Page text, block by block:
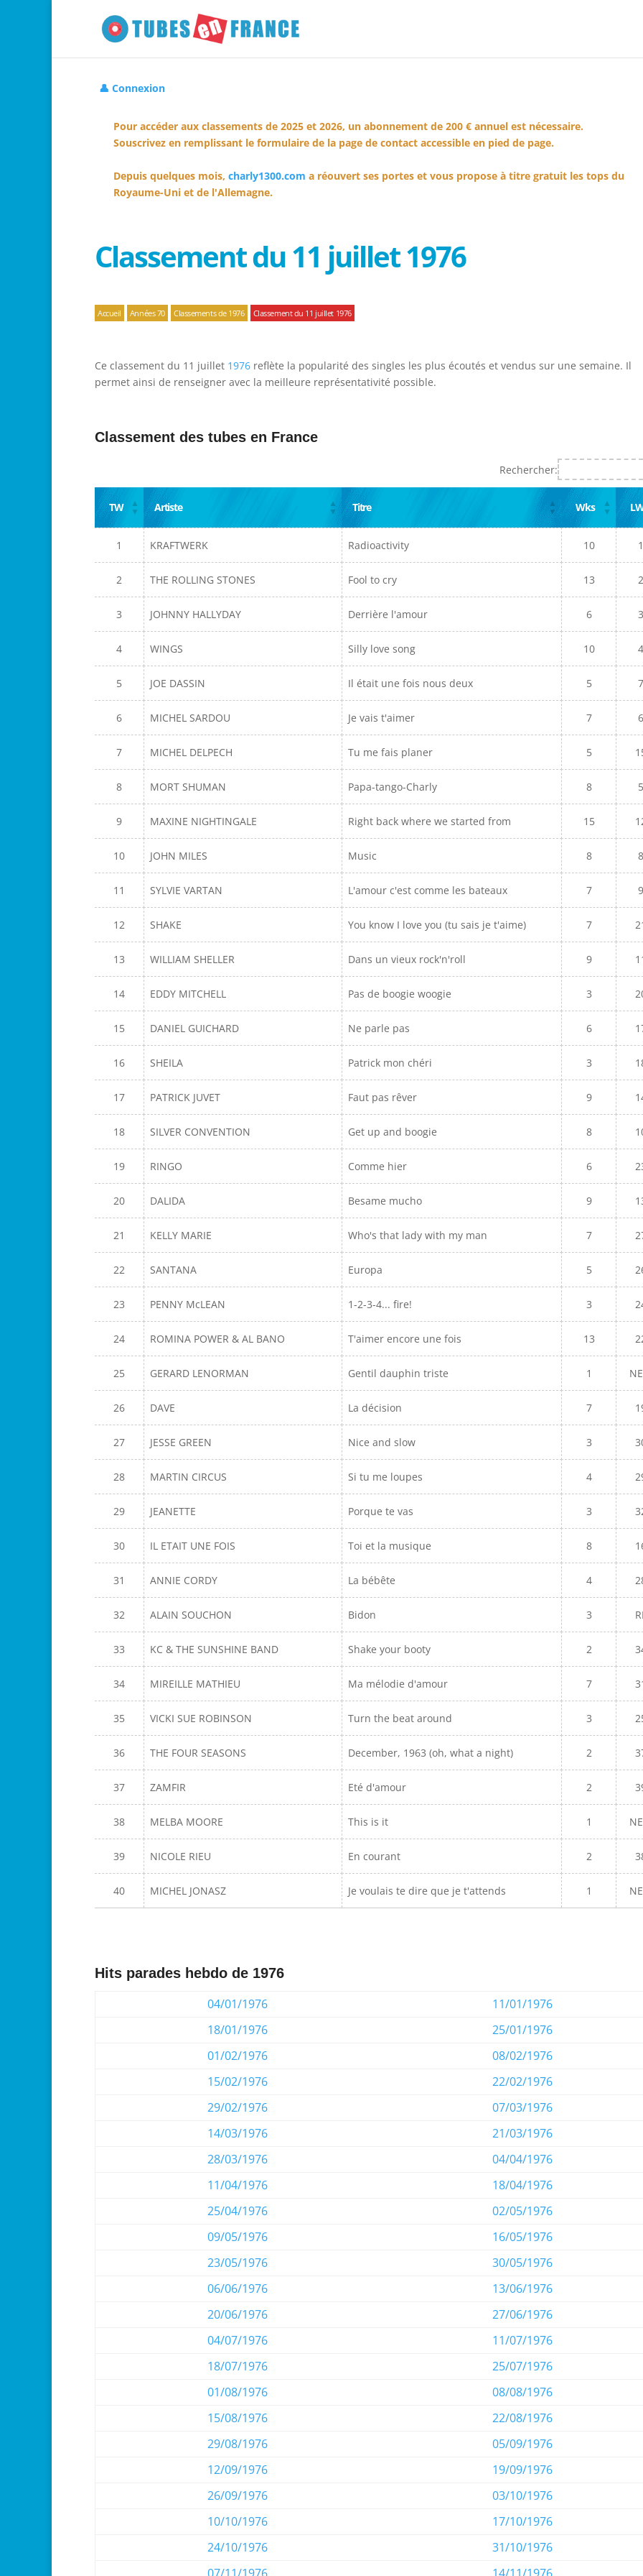
👤 Connexion
Pour accéder aux classements de 2025 et 2026, un abonnement de 200 € annuel est nécessaire.
Souscrivez en remplissant le formulaire de la page de contact accessible en pied de page.
Depuis quelques mois, charly1300.com a réouvert ses portes et vous propose à titre gratuit les tops du
Royaume-Uni et de l'Allemagne.
Classement du 11 juillet 1976
Accueil Années 70 Classements de 1976 Classement du 11 juillet 1976
Ce classement du 11 juillet 1976 reflète la popularité des singles les plus écoutés et vendus sur une semaine. Il
permet ainsi de renseigner avec la meilleure représentativité possible.
Classement des tubes en France
Rechercher:
TW Artiste Titre Wks
1 KRAFTWERK Radioactivity 10 1
2 THE ROLLING STONES Fool to cry 13 2
3 JOHNNY HALLYDAY Derrière l'amour 6 3
4 WINGS Silly love song 10 4
5 JOE DASSIN Il était une fois nous deux 5 7
6 MICHEL SARDOU Je vais t'aimer 7 6
7 MICHEL DELPECH Tu me fais planer 5
8 MORT SHUMAN Papa-tango-Charly 8 5
9 MAXINE NIGHTINGALE Right back where we started from 15
10 JOHN MILES Music 8 8
11 SYLVIE VARTAN L'amour c'est comme les bateaux 7 9
12 SHAKE You know I love you (tu sais je t'aime) 7
13 WILLIAM SHELLER Dans un vieux rock'n'roll 9
14 EDDY MITCHELL Pas de boogie woogie 3
15 DANIEL GUICHARD Ne parle pas 6
16 SHEILA Patrick mon chéri 3
17 PATRICK JUVET Faut pas rêver 9
18 SILVER CONVENTION Get up and boogie 8
19 RINGO Comme hier 6
20 DALIDA Besame mucho 9
21 KELLY MARIE Who's that lady with my man 7
22 SANTANA Europa 5
23 PENNY McLEAN 1-2-3-4... fire! 3
24 ROMINA POWER & AL BANO T'aimer encore une fois 13
25 GERARD LENORMAN Gentil dauphin triste 1
26 DAVE La décision 7
27 JESSE GREEN Nice and slow 3
28 MARTIN CIRCUS Si tu me loupes 4
29 JEANETTE Porque te vas 3
30 IL ETAIT UNE FOIS Toi et la musique 8
31 ANNIE CORDY La bébête 4
32 ALAIN SOUCHON Bidon 3
33 KC & THE SUNSHINE BAND Shake your booty 2
34 MIREILLE MATHIEU Ma mélodie d'amour 7
35 VICKI SUE ROBINSON Turn the beat around 3
36 THE FOUR SEASONS December, 1963 (oh, what a night) 2
37 ZAMFIR Eté d'amour 2
38 MELBA MOORE This is it 1
39 NICOLE RIEU En courant 2
40 MICHEL JONASZ Je voulais te dire que je t'attends 1
Hits parades hebdo de 1976
04/01/1976
11/01/1976
18/01/1976
25/01/1976
01/02/1976
08/02/1976
15/02/1976
22/02/1976
29/02/1976
07/03/1976
14/03/1976
21/03/1976
28/03/1976
04/04/1976
11/04/1976
18/04/1976
25/04/1976
02/05/1976
09/05/1976
16/05/1976
23/05/1976
30/05/1976
06/06/1976
13/06/1976
20/06/1976
27/06/1976
04/07/1976
11/07/1976
18/07/1976
25/07/1976
01/08/1976
08/08/1976
15/08/1976
22/08/1976
29/08/1976
05/09/1976
12/09/1976
19/09/1976
26/09/1976
03/10/1976
10/10/1976
17/10/1976
24/10/1976
31/10/1976